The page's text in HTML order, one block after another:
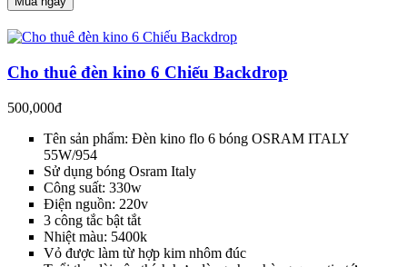
Cho thuê đèn kino 6 Chiếu Backdrop
500,000đ
Tên sản phẩm: Đèn kino flo 6 bóng OSRAM ITALY
55W/954
Sử dụng bóng Osram Italy
Công suất: 330w
Điện nguồn: 220v
3 công tắc bật tắt
Nhiệt màu: 5400k
Vỏ được làm từ hợp kim nhôm đúc